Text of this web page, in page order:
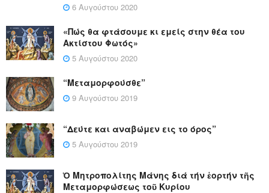
6 Αυγούστου 2020
«Πώς θα φτάσουμε κι εμείς στην θέα του
Ακτίστου Φωτός»
5 Αυγούστου 2020
“Μεταμορφούσθε”
9 Αυγούστου 2019
“Δεύτε και αναβώμεν εις το όρος”
5 Αυγούστου 2019
Ὁ Μητροπολίτης Μάνης διά τήν ἑορτήν τῆς
Μεταμορφώσεως τοῦ Κυρίου